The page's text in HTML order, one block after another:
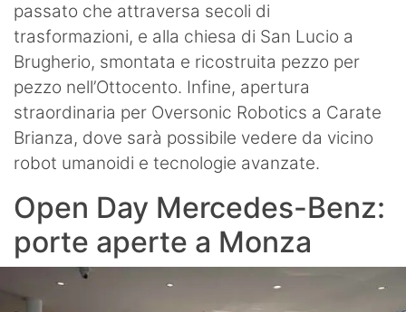
passato che attraversa secoli di
trasformazioni, e alla chiesa di San Lucio a
Brugherio, smontata e ricostruita pezzo per
pezzo nell’Ottocento. Infine, apertura
straordinaria per Oversonic Robotics a Carate
Brianza, dove sarà possibile vedere da vicino
robot umanoidi e tecnologie avanzate.
Open Day Mercedes-Benz:
porte aperte a Monza